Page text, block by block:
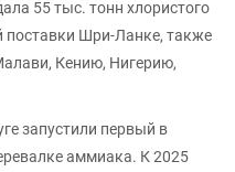
55 тыс. тонн хлористого
поставки Шри-Ланке, также
Кению, Нигерию,
запустили первый в
аммиака. К 2025